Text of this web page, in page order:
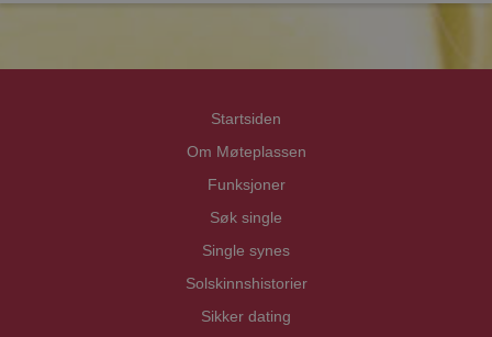
Startsiden
Om Møteplassen
Funksjoner
Søk single
Single synes
Solskinnshistorier
Sikker dating